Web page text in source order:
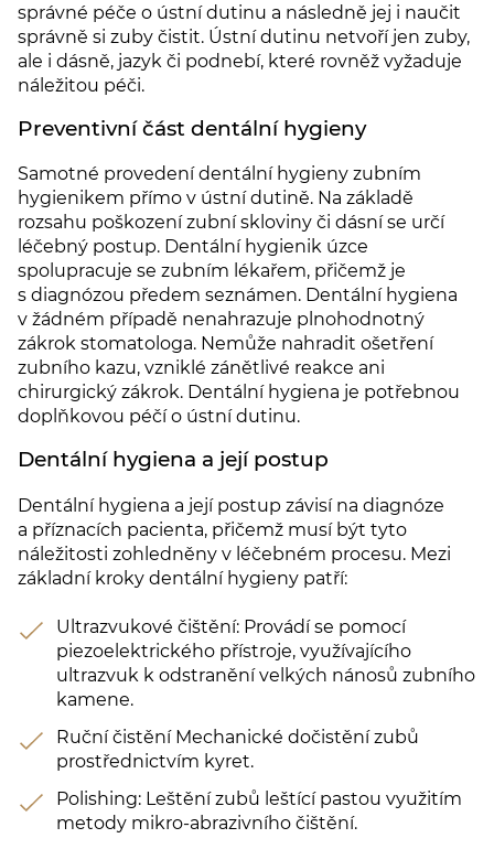
správné péče o ústní dutinu a následně jej i naučit
správně si zuby čistit. Ústní dutinu netvoří jen zuby,
ale i dásně, jazyk či podnebí, které rovněž vyžaduje
náležitou péči.
Preventivní část dentální hygieny
Samotné provedení dentální hygieny zubním
hygienikem přímo v ústní dutině. Na základě
rozsahu poškození zubní skloviny či dásní se určí
léčebný postup. Dentální hygienik úzce
spolupracuje se zubním lékařem, přičemž je
s diagnózou předem seznámen. Dentální hygiena
v žádném případě nenahrazuje plnohodnotný
zákrok stomatologa. Nemůže nahradit ošetření
zubního kazu, vzniklé zánětlivé reakce ani
chirurgický zákrok. Dentální hygiena je potřebnou
doplňkovou péčí o ústní dutinu.
Dentální hygiena a její postup
Dentální hygiena a její postup závisí na diagnóze
a příznacích pacienta, přičemž musí být tyto
náležitosti zohledněny v léčebném procesu. Mezi
základní kroky dentální hygieny patří:
Ultrazvukové čištění: Provádí se pomocí
piezoelektrického přístroje, využívajícího
ultrazvuk k odstranění velkých nánosů zubního
kamene.
Ruční čistění Mechanické dočistění zubů
prostřednictvím kyret.
Polishing: Leštění zubů leštící pastou využitím
metody mikro-abrazivního čištění.